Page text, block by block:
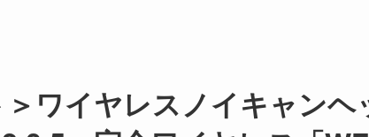
ワイヤレスノイキャンヘ